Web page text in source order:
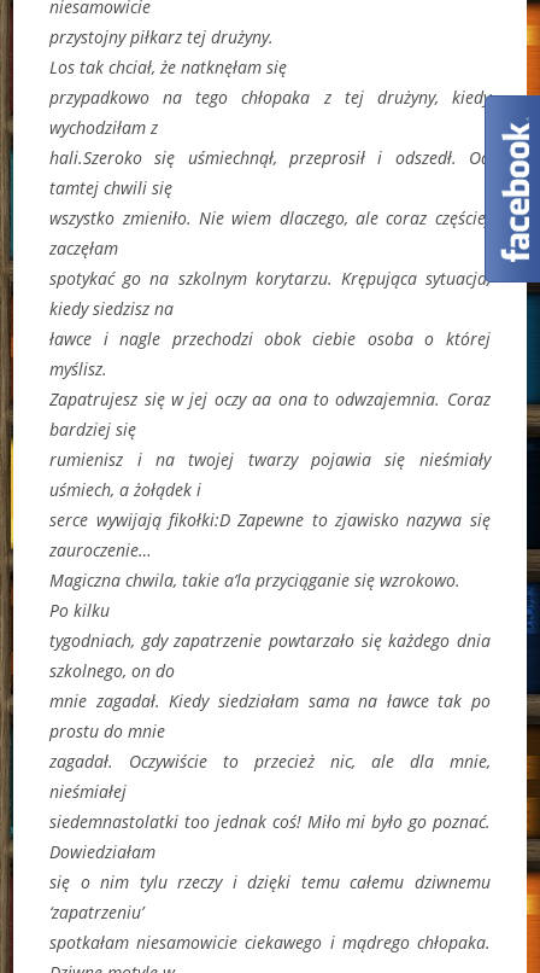
niesamowicie
przystojny piłkarz tej drużyny.
Los tak chciał, że natknęłam się
przypadkowo na tego chłopaka z tej drużyny, kiedy
wychodziłam z
hali.Szeroko się uśmiechnął, przeprosił i odszedł. Od
tamtej chwili się
wszystko zmieniło. Nie wiem dlaczego, ale coraz częściej
zaczęłam
spotykać go na szkolnym korytarzu. Krępująca sytuacja,
kiedy siedzisz na
ławce i nagle przechodzi obok ciebie osoba o której
myślisz.
Zapatrujesz się w jej oczy aa ona to odwzajemnia. Coraz
bardziej się
rumienisz i na twojej twarzy pojawia się nieśmiały
uśmiech, a żołądek i
serce wywijają fikołki:D Zapewne to zjawisko nazywa się
zauroczenie…
Magiczna chwila, takie a’la przyciąganie się wzrokowo.
Po kilku
tygodniach, gdy zapatrzenie powtarzało się każdego dnia
szkolnego, on do
mnie zagadał. Kiedy siedziałam sama na ławce tak po
prostu do mnie
zagadał. Oczywiście to przecież nic, ale dla mnie,
nieśmiałej
siedemnastolatki too jednak coś! Miło mi było go poznać.
Dowiedziałam
się o nim tylu rzeczy i dzięki temu całemu dziwnemu
‘zapatrzeniu’
spotkałam niesamowicie ciekawego i mądrego chłopaka.